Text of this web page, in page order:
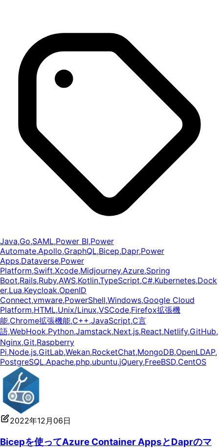
Java,Go,SAML,Power BI,Power
Automate,Apollo,GraphQL,Bicep,Dapr,Power
Apps,Dataverse,Power
Platform,Swift,Xcode,Midjourney,Azure,Spring
Boot,Rails,Ruby,AWS,Kotlin,TypeScript,C#,Kubernetes,Dock
er,Lua,Keycloak,OpenID
Connect,vmware,PowerShell,Windows,Google Cloud
Platform,HTML,Unix/Linux,VSCode,Firefox拡張機
能,Chrome拡張機能,C++,JavaScript,C言
語,WebHook,Python,Jamstack,Next.js,React,Netlify,GitHub,
Nginx,Git,Raspberry
Pi,Node.js,GitLab,Wekan,RocketChat,MongoDB,OpenLDAP,
PostgreSQL,Apache,php,ubuntu,jQuery,FreeBSD,CentOS
2022年12月06日
Bicepを使ってAzure Container AppsとDaprのマ